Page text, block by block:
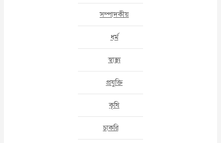
সম্পাদকীয়
ধর্ম
স্বাস্থ্য
প্রযুক্তি
কৃষি
চাকরি